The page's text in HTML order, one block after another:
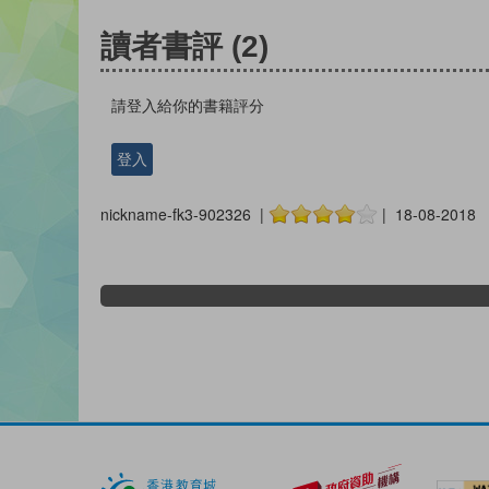
讀者書評 (2)
請登入給你的書籍評分
登入
nickname-fk3-902326 | | 18-08-2018